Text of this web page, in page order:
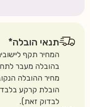
תנאי הובלה*
המחיר תקף
בהובלה מעבר
מחיר ההובלה
הובלת קרקע בלבד
לבדוק זאת).